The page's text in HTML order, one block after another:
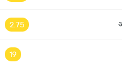
2.75
19